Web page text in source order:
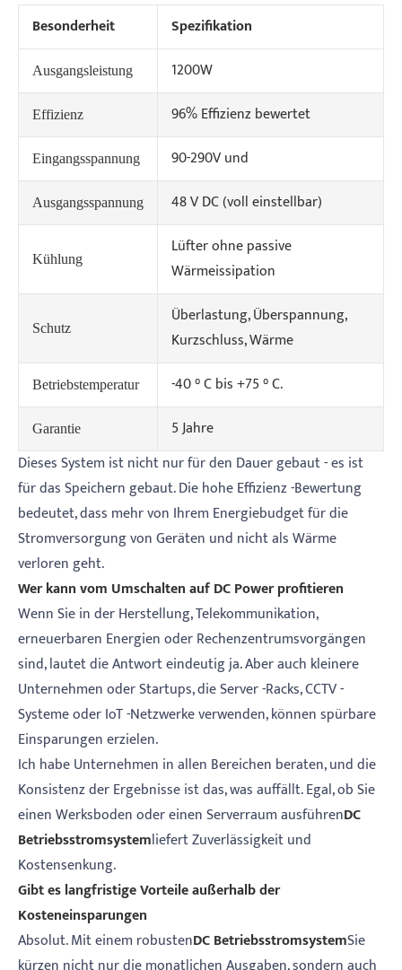
Besonderheit
Spezifikation
Ausgangsleistung 1200W
Effizienz 96% Effizienz bewertet
Eingangsspannung 90-290V und
Ausgangsspannung 48 V DC (voll einstellbar)
Kühlung
Lüfter ohne passive
Wärmeissipation
Schutz
Überlastung, Überspannung,
Kurzschluss, Wärme
Betriebstemperatur -40 ° C bis +75 ° C.
Garantie
5 Jahre
Dieses System ist nicht nur für den Dauer gebaut - es ist
für das Speichern gebaut. Die hohe Effizienz -Bewertung
bedeutet, dass mehr von Ihrem Energiebudget für die
Stromversorgung von Geräten und nicht als Wärme
verloren geht.
Wer kann vom Umschalten auf DC Power profitieren
Wenn Sie in der Herstellung, Telekommunikation,
erneuerbaren Energien oder Rechenzentrumsvorgängen
sind, lautet die Antwort eindeutig ja. Aber auch kleinere
Unternehmen oder Startups, die Server -Racks, CCTV -
Systeme oder IoT -Netzwerke verwenden, können spürbare
Einsparungen erzielen.
Ich habe Unternehmen in allen Bereichen beraten, und die
Konsistenz der Ergebnisse ist das, was auffällt. Egal, ob Sie
einen Werksboden oder einen Serverraum ausführenDC
Betriebsstromsystemliefert Zuverlässigkeit und
Kostensenkung.
Gibt es langfristige Vorteile außerhalb der
Kosteneinsparungen
Absolut. Mit einem robustenDC BetriebsstromsystemSie